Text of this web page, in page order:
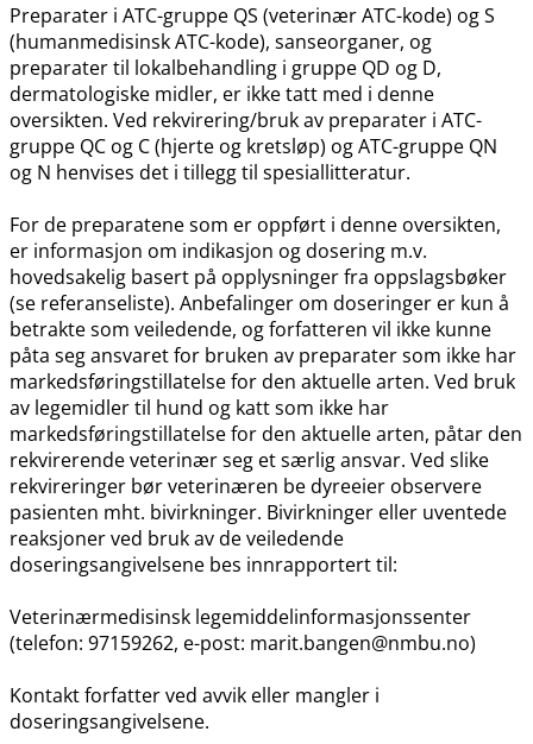
Preparater i ATC-gruppe QS (veterinær ATC-kode) og S
(humanmedisinsk ATC-kode), sanseorganer, og
preparater til lokalbehandling i gruppe QD og D,
dermatologiske midler, er ikke tatt med i denne
oversikten. Ved rekvirering​/​bruk av preparater i ATC-
gruppe QC og C (hjerte og kretsløp) og ATC-gruppe QN
og N henvises det i tillegg til spesiallitteratur.
For de preparatene som er oppført i denne oversikten,
er informasjon om indikasjon og dosering m.v.
hovedsakelig basert på opplysninger fra oppslagsbøker
(se referanseliste). Anbefalinger om doseringer er kun å
betrakte som veiledende, og forfatteren vil ikke kunne
påta seg ansvaret for bruken av preparater som ikke har
markedsføringstillatelse for den aktuelle arten. Ved bruk
av legemidler til hund og katt som ikke har
markedsføringstillatelse for den aktuelle arten, påtar den
rekvirerende veterinær seg et særlig ansvar. Ved slike
rekvireringer bør veterinæren be dyreeier observere
pasienten mht. bivirkninger. Bivirkninger eller uventede
reaksjoner ved bruk av de veiledende
doseringsangivelsene bes innrapportert til:
Veterinærmedisinsk legemiddelinformasjonssenter
(telefon: 97159262, e-post: marit.bangen@nmbu.no)
Kontakt forfatter ved avvik eller mangler i
doseringsangivelsene.